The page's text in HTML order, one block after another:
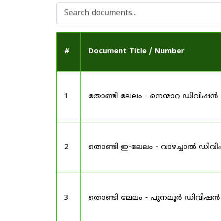
# Document Title / Number
1 തോണ്ടി ലേലം - നെന്മാറ ഡിവിഷൻ
2 തൊണ്ടി ഇ-ലേലം - വാഴച്ചാൽ
3 തൊണ്ടി ലേലം - പുനലൂർ ഡിവിഷൻ